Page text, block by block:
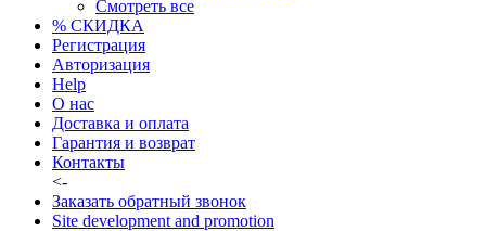
Смотреть все
% СКИДКА
Регистрация
Авторизация
Help
О нас
Доставка и оплата
Гарантия и возврат
Контакты
<-
Заказать обратный звонок
Site development and promotion